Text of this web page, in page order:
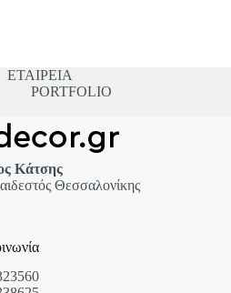
ΕΤΑΙΡΕΙΑ
PORTFOLIO
Κάτσης
Θεσσαλονίκης